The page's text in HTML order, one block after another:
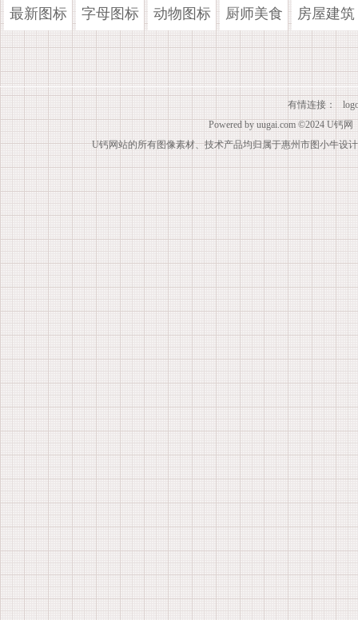
最新图标 字母图标 动物图标 厨师美食 房屋建筑
有情连接：
Powered by uugai.com ©2024 U钙网
U钙网站的所有图像素材、技术产品均归属于惠州市图小牛设